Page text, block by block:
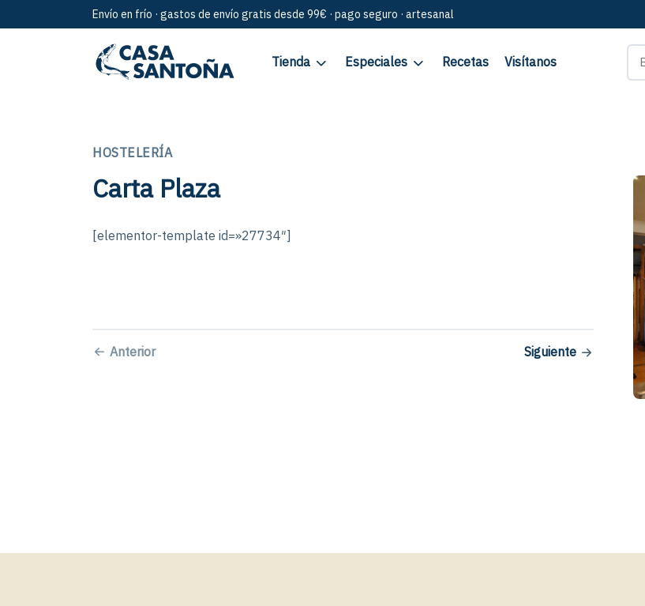
Envío en frío · gastos de envío gratis desde 99€ · pago seguro · artesanal
Tienda Especiales Recetas Visítanos
HOSTELERÍA
Carta Plaza
[elementor-template id=»27734″]
Anterior Siguiente